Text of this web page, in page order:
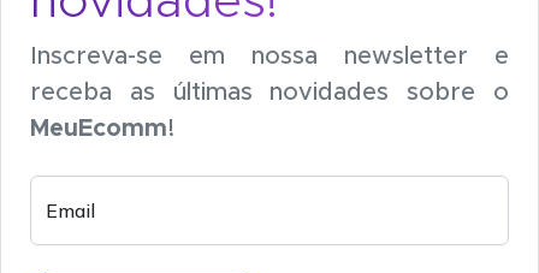
Inscreva-se em nossa newsletter e
receba as últimas novidades sobre o
MeuEcomm!
Email